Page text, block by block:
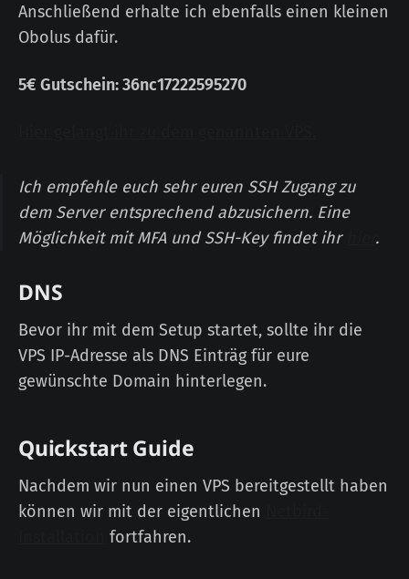
Anschließend erhalte ich ebenfalls einen kleinen
Obolus dafür.
5€ Gutschein: 36nc17222595270
Ich empfehle euch sehr euren SSH Zugang zu
dem Server entsprechend abzusichern. Eine
Möglichkeit mit MFA und SSH-Key findet ihr
.
DNS
Bevor ihr mit dem Setup startet, sollte ihr die
VPS IP-Adresse als DNS Einträg für eure
gewünschte Domain hinterlegen.
Quickstart Guide
Nachdem wir nun einen VPS bereitgestellt haben
können wir mit der eigentlichen
fortfahren.